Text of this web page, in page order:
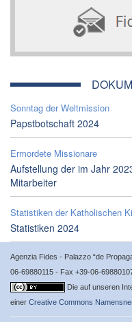
Sonntag der Weltmission
Papstbotschaft 2024
Ermordete Missionare
Aufstellung der im Jahr
Mitarbeiter
Statistiken der Katholischen
Statistiken 2024
Agenzia Fides - Palazzo “de
06-69880115 - Fax +39-06-
Die auf unseren
einer Creative Commons